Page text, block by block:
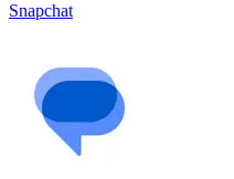
Snapchat